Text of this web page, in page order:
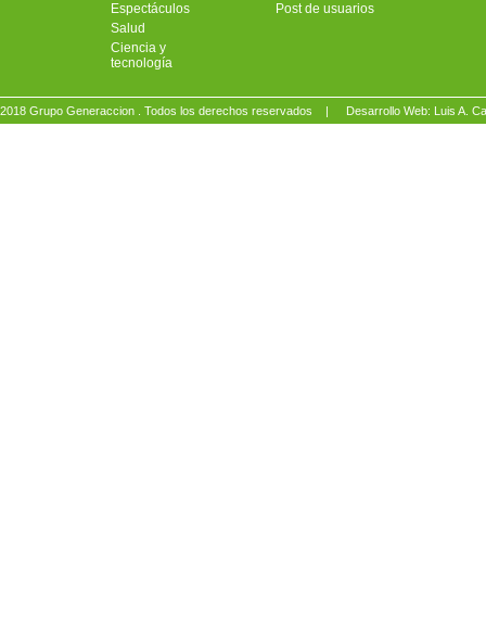
Espectáculos
Salud
Ciencia y
tecnología
Post de usuarios
2018 Grupo Generaccion . Todos los derechos reservados | Desarrollo Web: Luis